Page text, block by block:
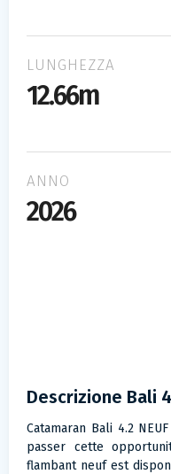
LUNGHEZZA
12.66m
ANNO
2026
Descrizione Bali
Catamaran Bali 4.2
passer cette
flambant neuf est